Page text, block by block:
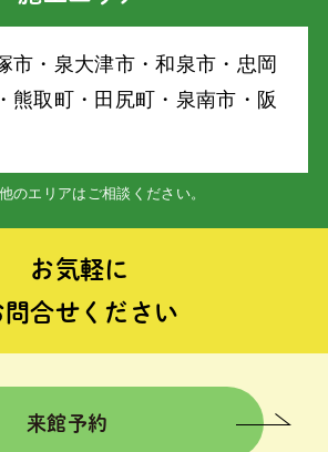
市・泉⼤津市・和泉市・忠岡
熊取町・⽥尻町・泉南市・阪
のエリアはご相談ください。
お気軽に
問合せください
来館予約